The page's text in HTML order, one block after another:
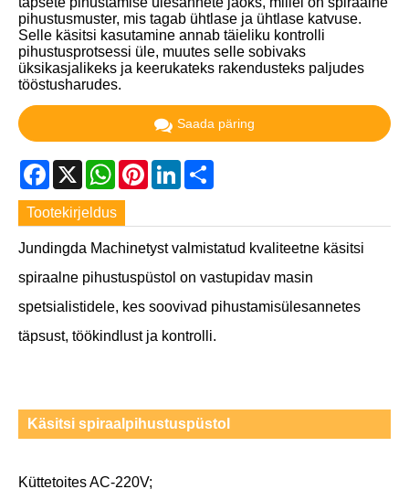
pihustusmuster, mis tagab ühtlase ja ühtlase katvuse.
Selle käsitsi kasutamine annab täieliku kontrolli
pihustusprotsessi üle, muutes selle sobivaks
üksikasjalikeks ja keerukateks rakendusteks paljudes
tööstusharudes.
Saada päring
Facebook
X WhatsApp
PinterestLinkedIn
Tootekirjeldus
Jundingda Machinetyst valmistatud kvaliteetne käsitsi
spiraalne pihustuspüstol on vastupidav masin
spetsialistidele, kes soovivad pihustamisülesannetes
täpsust, töökindlust ja kontrolli.
Käsitsi spiraalpihustuspüstol
Küttetoites AC-220V;